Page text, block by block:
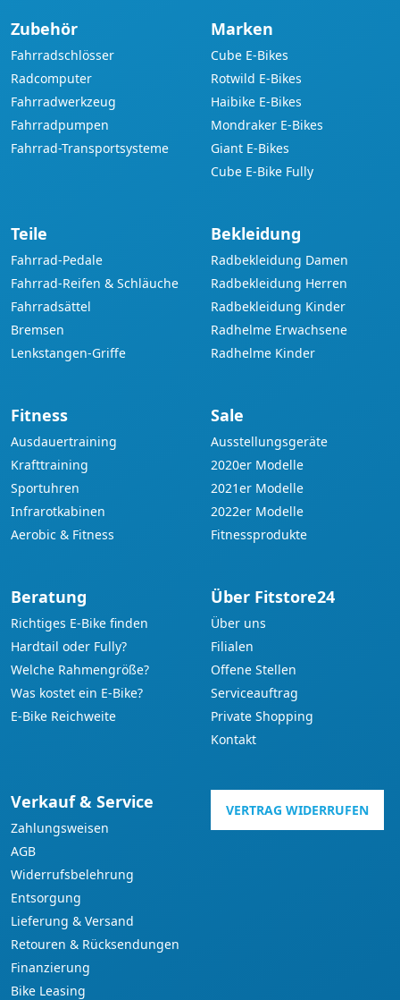
Zubehör
Fahrradschlösser
Radcomputer
Fahrradwerkzeug
Fahrradpumpen
Fahrrad-Transportsysteme
Marken
Cube E-Bikes
Rotwild E-Bikes
Haibike E-Bikes
Mondraker E-Bikes
Giant E-Bikes
Cube E-Bike Fully
Teile
Fahrrad-Pedale
Fahrrad-Reifen & Schläuche
Fahrradsättel
Bremsen
Lenkstangen-Griffe
Bekleidung
Radbekleidung Damen
Radbekleidung Herren
Radbekleidung Kinder
Radhelme Erwachsene
Radhelme Kinder
Fitness
Ausdauertraining
Krafttraining
Sportuhren
Infrarotkabinen
Aerobic & Fitness
Sale
Ausstellungsgeräte
2020er Modelle
2021er Modelle
2022er Modelle
Fitnessprodukte
Beratung
Richtiges E-Bike finden
Hardtail oder Fully?
Welche Rahmengröße?
Was kostet ein E-Bike?
E-Bike Reichweite
Über Fitstore24
Über uns
Filialen
Offene Stellen
Serviceauftrag
Private Shopping
Kontakt
Verkauf & Service
Zahlungsweisen
AGB
Widerrufsbelehrung
Entsorgung
Lieferung & Versand
Retouren & Rücksendungen
Finanzierung
Bike Leasing
VERTRAG WIDERRUFEN